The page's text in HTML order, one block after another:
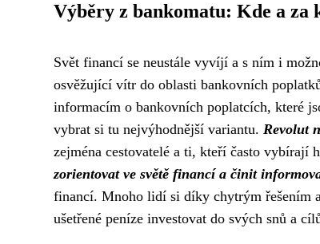
Výběry z bankomatu: Kde a za
Svět financí se neustále vyvíjí a s ním i
osvěžující vítr do oblasti bankovních
informacím o bankovních poplatcích, které
vybrat si tu nejvýhodnější variantu. Revolut
zejména cestovatelé a ti, kteří často vybírají
zorientovat ve světě financí a činit
financí. Mnoho lidí si díky chytrým řešením
ušetřené peníze investovat do svých snů a